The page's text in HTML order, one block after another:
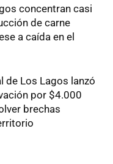
concentran casi
de carne
a caída en el
de Los Lagos lanzó
por $4.000
brechas